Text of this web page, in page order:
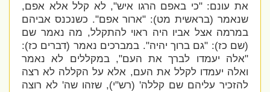
את עונם: "כי באפם הרגו איש", לא קלל אלא אפם,
שנאמר (בראשית מט): "ארור אפם". כשנכנס אביהם
במרמה אצל אביו היה ראוי להתקלל, מה נאמר שם
(שם כז): "גם ברוך יהיה". במברכים נאמר (דברים כז):
"אלה יעמדו לברך את העם", במקללים לא נאמר
ואלה יעמדו לקלל את העם, אלא על הקללה לא רצה
להזכיר עליהם שם קללה' (רש"י), שזהו שה' לא רוצה